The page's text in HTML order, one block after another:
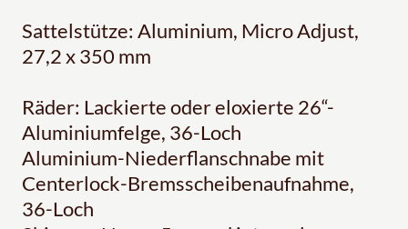
Sattelstütze: Aluminium, Micro Adjust,
27,2 x 350 mm
Räder: Lackierte oder eloxierte 26“-
Aluminiumfelge, 36-Loch
Aluminium-Niederflanschnabe mit
Centerlock-Bremsscheibenaufnahme,
36-Loch